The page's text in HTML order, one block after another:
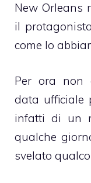
New Orleans
il
come lo
Per ora non
data ufficiale
infatti di un
qualche
svelato